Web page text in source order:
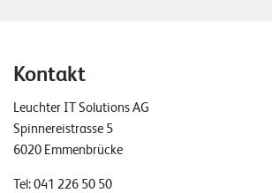
Kontakt
Leuchter IT Solutions AG
Spinnereistrasse 5
6020 Emmenbrücke
Tel:041 226 50 50